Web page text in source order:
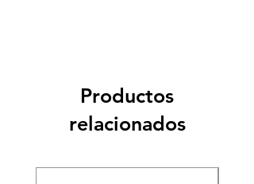
Productos
relacionados